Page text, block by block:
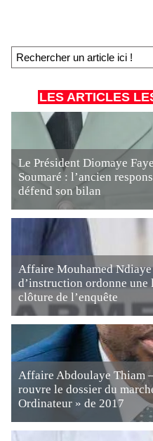
LES ARTICLES
Le Président Diomaye
Soumaré : l’ancien
défend son bilan
Affaire Mouhamed
d’instruction ordonne
clôture de l’enquête
Affaire Abdoulaye Thiam
rouvre le dossier du
Ordinateur » de 2017